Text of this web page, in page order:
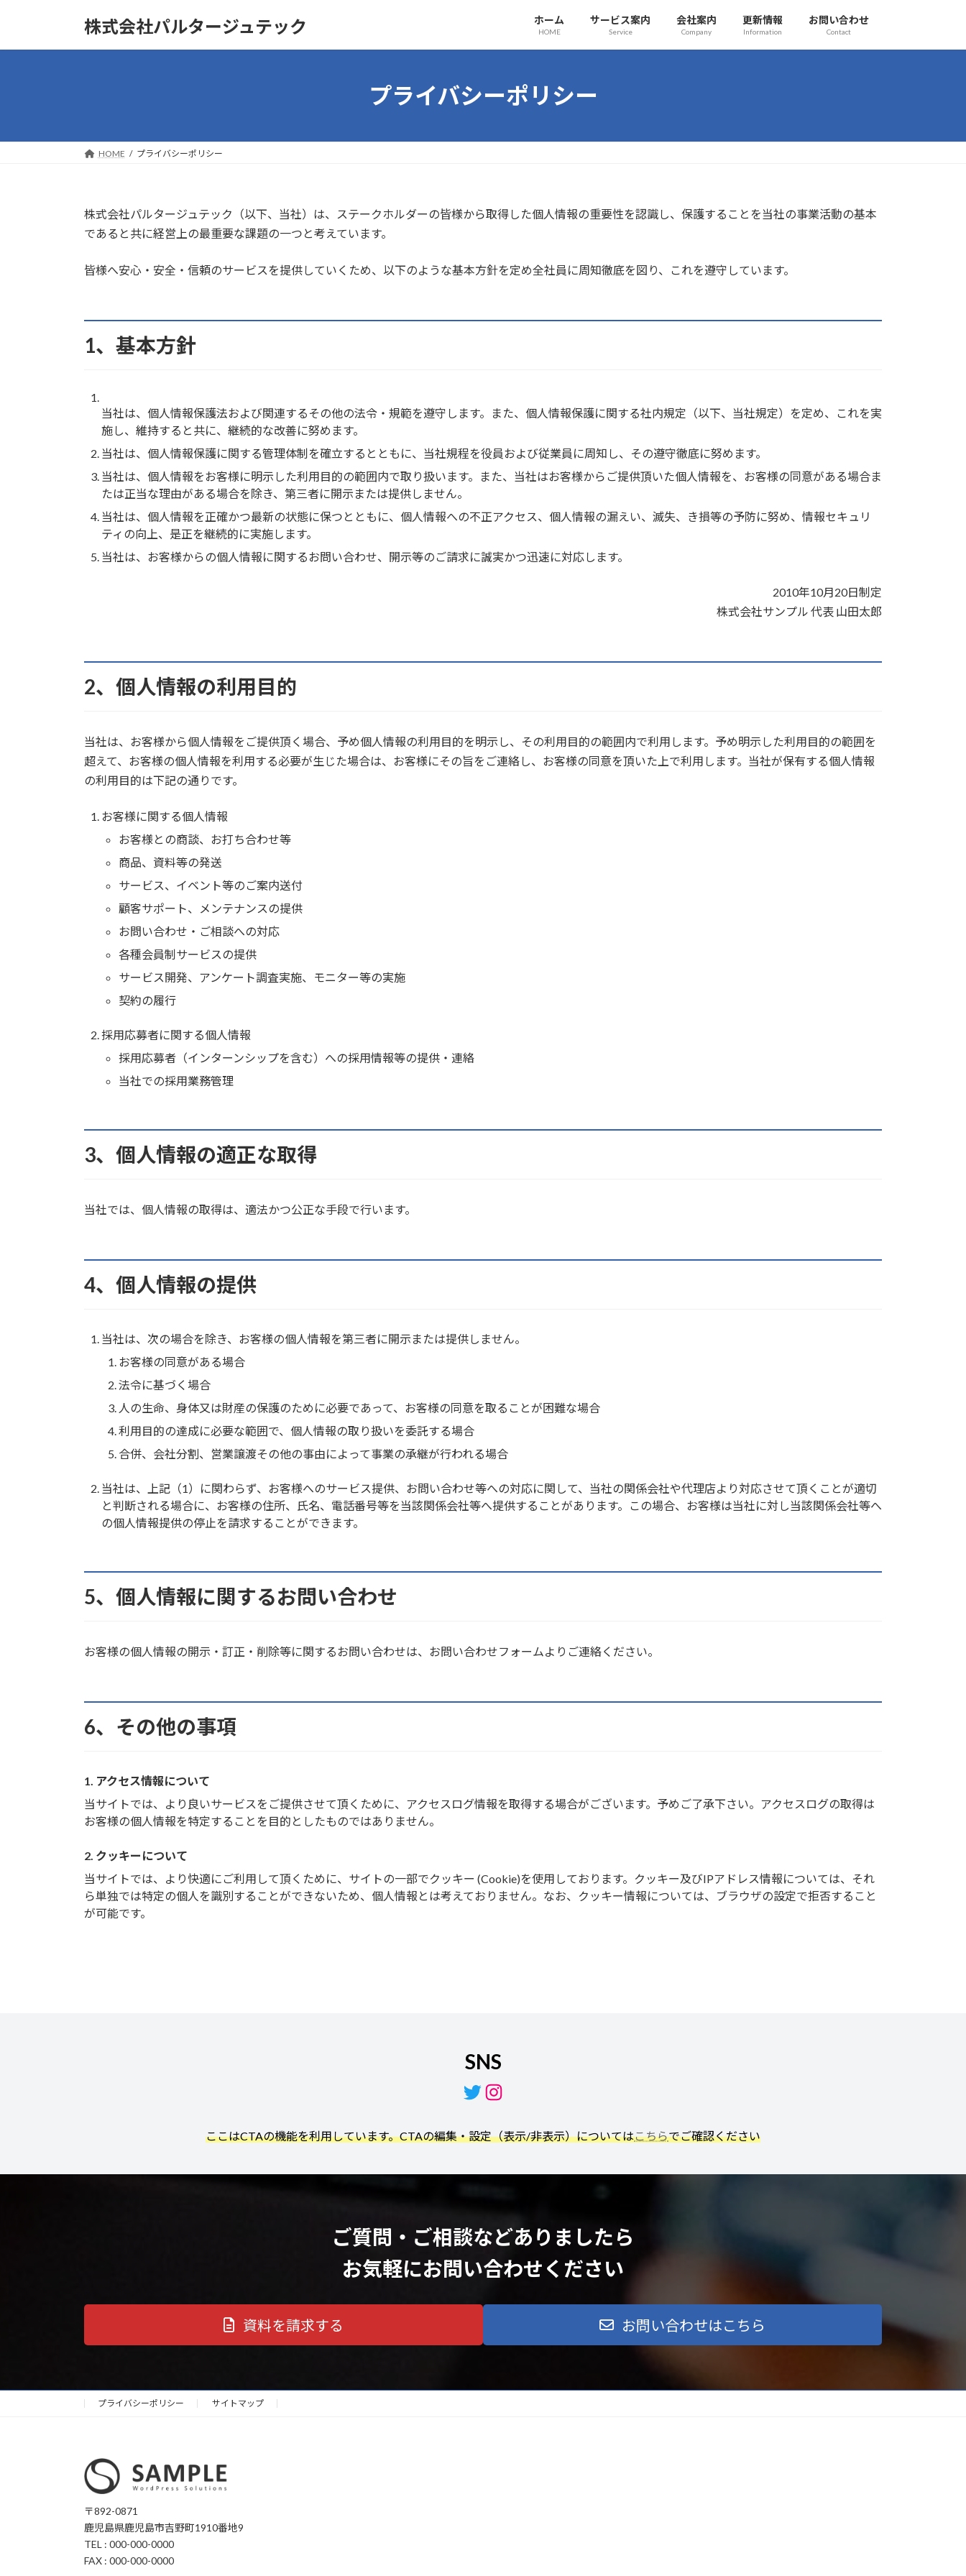
ッ
移
株式会社パルタージュテック ホーム
HOME
サービス案内
Service
会社案内
Company
更新情報
Information
お問い合わせ
Contact
プライバシーポリシー
HOME プライバシーポリシー
株式会社パルタージュテック（以下、当社）は、ステークホルダーの皆様から取得した個人情報の重要性を認識し、保護することを当社の事業活動の基本
であると共に経営上の最重要な課題の一つと考えています。
皆様へ安心・安全・信頼のサービスを提供していくため、以下のような基本方針を定め全社員に周知徹底を図り、これを遵守しています。
1、基本方針
当社は、個人情報保護法および関連するその他の法令・規範を遵守します。また、個人情報保護に関する社内規定（以下、当社規定）を定め、これを実
施し、維持すると共に、継続的な改善に努めます。
当社は、個人情報保護に関する管理体制を確立するとともに、当社規程を役員および従業員に周知し、その遵守徹底に努めます。
当社は、個人情報をお客様に明示した利用目的の範囲内で取り扱います。また、当社はお客様からご提供頂いた個人情報を、お客様の同意がある場合ま
たは正当な理由がある場合を除き、第三者に開示または提供しません。
当社は、個人情報を正確かつ最新の状態に保つとともに、個人情報への不正アクセス、個人情報の漏えい、滅失、き損等の予防に努め、情報セキュリ
ティの向上、是正を継続的に実施します。
当社は、お客様からの個人情報に関するお問い合わせ、開示等のご請求に誠実かつ迅速に対応します。
2010年10月20日制定
株式会社サンプル 代表 山田太郎
2、個人情報の利用目的
当社は、お客様から個人情報をご提供頂く場合、予め個人情報の利用目的を明示し、その利用目的の範囲内で利用します。予め明示した利用目的の範囲を
超えて、お客様の個人情報を利用する必要が生じた場合は、お客様にその旨をご連絡し、お客様の同意を頂いた上で利用します。当社が保有する個人情報
の利用目的は下記の通りです。
お客様に関する個人情報
お客様との商談、お打ち合わせ等
商品、資料等の発送
サービス、イベント等のご案内送付
顧客サポート、メンテナンスの提供
お問い合わせ・ご相談への対応
各種会員制サービスの提供
サービス開発、アンケート調査実施、モニター等の実施
契約の履行
採用応募者に関する個人情報
採用応募者（インターンシップを含む）への採用情報等の提供・連絡
当社での採用業務管理
3、個人情報の適正な取得
当社では、個人情報の取得は、適法かつ公正な手段で行います。
4、個人情報の提供
当社は、次の場合を除き、お客様の個人情報を第三者に開示または提供しません。
お客様の同意がある場合
法令に基づく場合
人の生命、身体又は財産の保護のために必要であって、お客様の同意を取ることが困難な場合
利用目的の達成に必要な範囲で、個人情報の取り扱いを委託する場合
合併、会社分割、営業譲渡その他の事由によって事業の承継が行われる場合
当社は、上記（1）に関わらず、お客様へのサービス提供、お問い合わせ等への対応に関して、当社の関係会社や代理店より対応させて頂くことが適切
と判断される場合に、お客様の住所、氏名、電話番号等を当該関係会社等へ提供することがあります。この場合、お客様は当社に対し当該関係会社等へ
の個人情報提供の停止を請求することができます。
5、個人情報に関するお問い合わせ
お客様の個人情報の開示・訂正・削除等に関するお問い合わせは、お問い合わせフォームよりご連絡ください。
6、その他の事項
1. アクセス情報について
当サイトでは、より良いサービスをご提供させて頂くために、アクセスログ情報を取得する場合がございます。予めご了承下さい。アクセスログの取得は
お客様の個人情報を特定することを目的としたものではありません。
2. クッキーについて
当サイトでは、より快適にご利用して頂くために、サイトの一部でクッキー (Cookie)を使用しております。クッキー及びIPアドレス情報については、それ
ら単独では特定の個人を識別することができないため、個人情報とは考えておりません。なお、クッキー情報については、ブラウザの設定で拒否すること
が可能です。
SNS
TwitterInstagram
ここはCTAの機能を利用しています。CTAの編集・設定（表示/非表示）についてはこちらでご確認ください
ご質問・ご相談などありましたら
お気軽にお問い合わせください
資料を請求する お問い合わせはこちら
プライバシーポリシー サイトマップ
〒892-0871
鹿児島県鹿児島市吉野町1910番地9
TEL : 000-000-0000
FAX : 000-000-0000